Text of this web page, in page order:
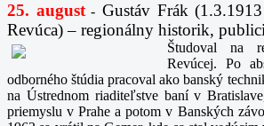
25. august- Gustáv Frák
Revúca) – regionálny historik,
Študoval na
Revúcej. Po
odborného štúdia pracoval ako banský
na Ústrednom riaditeľstve baní v
priemyslu v Prahe a potom v Banských